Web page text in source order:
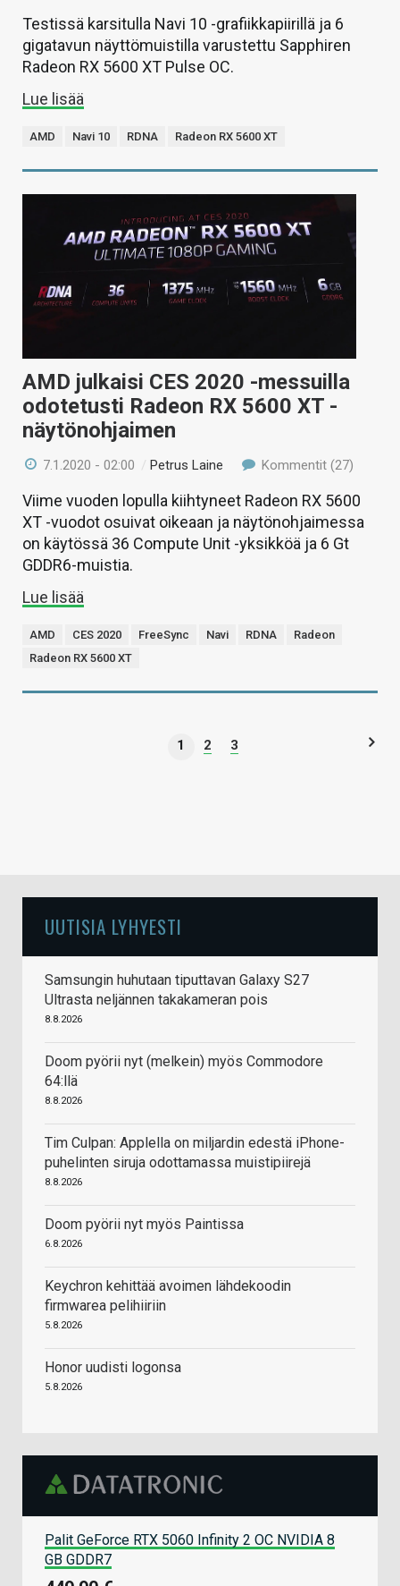
Testissä karsitulla Navi 10 -grafiikkapiirillä ja 6
gigatavun näyttömuistilla varustettu Sapphiren
Radeon RX 5600 XT Pulse OC.
Lue lisää
AMD Navi 10 RDNA Radeon RX 5600 XT
AMD julkaisi CES 2020 -messuilla
odotetusti Radeon RX 5600 XT -
näytönohjaimen
7.1.2020 - 02:00 /Petrus Laine Kommentit (27)
Viime vuoden lopulla kiihtyneet Radeon RX 5600
XT -vuodot osuivat oikeaan ja näytönohjaimessa
on käytössä 36 Compute Unit -yksikköä ja 6 Gt
GDDR6-muistia.
Lue lisää
AMD CES 2020 FreeSync Navi RDNA
Radeon
Radeon RX 5600 XT
1 2 3
UUTISIA LYHYESTI
Samsungin huhutaan tiputtavan Galaxy S27
Ultrasta neljännen takakameran pois
8.8.2026
Doom pyörii nyt (melkein) myös Commodore
64:llä
8.8.2026
Tim Culpan: Applella on miljardin edestä iPhone-
puhelinten siruja odottamassa muistipiirejä
8.8.2026
Doom pyörii nyt myös Paintissa
6.8.2026
Keychron kehittää avoimen lähdekoodin
firmwarea pelihiiriin
5.8.2026
Honor uudisti logonsa
5.8.2026
Palit GeForce RTX 5060 Infinity 2 OC NVIDIA 8
GB GDDR7